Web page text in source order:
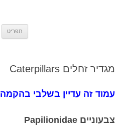
Site
תפריט
מגדיר זחלים Caterpillars
עמוד זה עדיין בשלבי בהקמה
צבעוניים Papilionidae